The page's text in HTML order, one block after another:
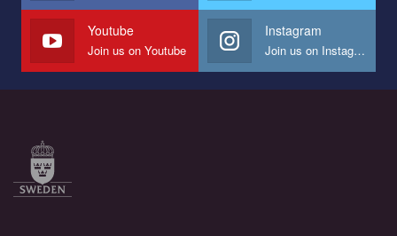
Youtube
Join us on Youtube
Instagram
Join us on Instagram